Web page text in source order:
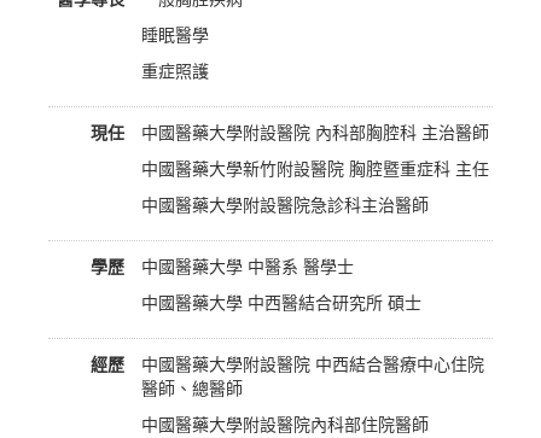
睡眠醫學
重症照護
現任
中國醫藥大學附設醫院 內科部胸腔科 主治醫師
中國醫藥大學新竹附設醫院 胸腔暨重症科 主任
中國醫藥大學附設醫院急診科主治醫師
學歷
中國醫藥大學 中醫系 醫學士
中國醫藥大學 中西醫結合研究所 碩士
經歷
中國醫藥大學附設醫院 中西結合醫療中心住院
醫師、總醫師
中國醫藥大學附設醫院內科部住院醫師